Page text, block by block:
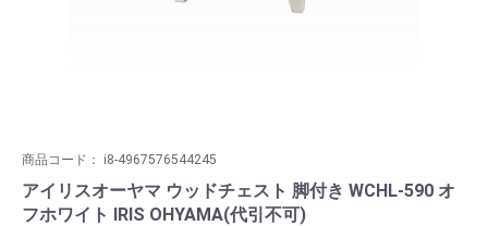
商品コード： i8-4967576544245
アイリスオーヤマ ウッドチェスト 脚付き WCHL-590 オ
フホワイト IRIS OHYAMA(代引不可)